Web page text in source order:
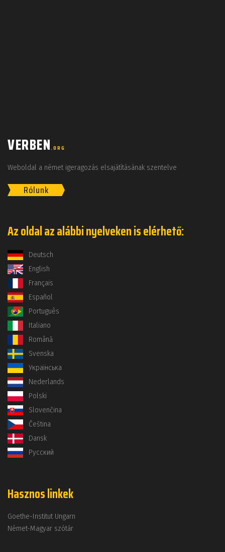
VERBEN.ORG
Weboldal a német igeragozás elsajátításának szentelve
Rólunk
Az oldal az alábbi nyelveken is elérhető:
Deutsch
English
Français
Español
Português
Italiano
Română
Svenska
Українська
Nederlands
Polski
Slovenčina
Čeština
Dansk
Русский
Hasznos linkek
Goethe-Institut Ungarn
Német-Magyar szótár